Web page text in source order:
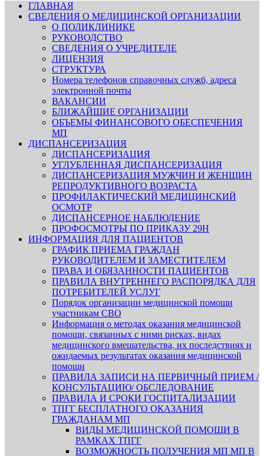
ГЛАВНАЯ
СВЕДЕНИЯ О МЕДИЦИНСКОЙ ОРГАНИЗАЦИИ
О ПОЛИКЛИНИКЕ
РУКОВОДСТВО
СВЕДЕНИЯ О УЧРЕДИТЕЛЕ
ЛИЦЕНЗИЯ
СТРУКТУРА
Номера телефонов справочных служб, адреса
электронной почты
ВАКАНСИИ
БЛИЖАЙШИЕ ОРГАНИЗАЦИИ
ОБЪЕМЫ ФИНАНСОВОГО ОБЕСПЕЧЕНИЯ
МП
ДИСПАНСЕРИЗАЦИЯ
ДИСПАНСЕРИЗАЦИЯ
УГЛУБЛЕННАЯ ДИСПАНСЕРИЗАЦИЯ
ДИСПАНСЕРИЗАЦИЯ МУЖЧИН И ЖЕНЩИН
РЕПРОДУКТИВНОГО ВОЗРАСТА
ПРОФИЛАКТИЧЕСКИЙ МЕДИЦИНСКИЙ
ОСМОТР
ДИСПАНСЕРНОЕ НАБЛЮДЕНИЕ
ПРОФОСМОТРЫ ПО ПРИКАЗУ 29Н
ИНФОРМАЦИЯ ДЛЯ ПАЦИЕНТОВ
ГРАФИК ПРИЕМА ГРАЖДАН
РУКОВОДИТЕЛЕМ И ЗАМЕСТИТЕЛЕМ
ПРАВА И ОБЯЗАННОСТИ ПАЦИЕНТОВ
ПРАВИЛА ВНУТРЕННЕГО РАСПОРЯДКА ДЛЯ
ПОТРЕБИТЕЛЕЙ УСЛУГ
Порядок организации медицинской помощи
участникам СВО
Информация о методах оказания медицинской
помощи, связанных с ними рисках, видах
медицинского вмешательства, их последствиях и
ожидаемых результатах оказания медицинской
помощи
ПРАВИЛА ЗАПИСИ НА ПЕРВИЧНЫЙ ПРИЕМ /
КОНСУЛЬТАЦИЮ/ ОБСЛЕДОВАНИЕ
ПРАВИЛА И СРОКИ ГОСПИТАЛИЗАЦИИ
ТПГГ БЕСПЛАТНОГО ОКАЗАНИЯ
ГРАЖДАНАМ МП
ВИДЫ МЕДИЦИНСКОЙ ПОМОЩИ В
РАМКАХ ТПГГ
ВОЗМОЖНОСТЬ ПОЛУЧЕНИЯ МП МП В